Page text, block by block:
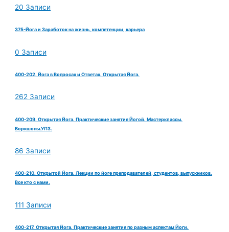
20 Записи
375-Йога и Заработок на жизнь, компетенции, карьера
0 Записи
400-202. Йога в Вопросах и Ответах. Открытая Йога.
262 Записи
400-209. Открытая Йога. Практические занятия Йогой. Мастерклассы.
Воркшопы.УПЗ.
86 Записи
400-210. Открытой Йога. Лекции по йоге преподавателей, студентов, выпускников.
Все кто с нами.
111 Записи
400-217. Открытая Йога. Практические занятия по разным аспектам Йоги.